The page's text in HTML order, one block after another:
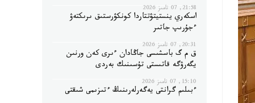
21:58, 07 تامىز 2026
اسكەري ينستيتۋتتاردا كونكۋرستىق ىرىكتەۋ
ءجۇرىپ جاتىر
20:31, 07 تامىز 2026
ق م گ باسشىسى جاڭادان ءىرى كەن ورنىن
يگەرۋگە قاتىستى تۇسىنىك بەردى
15:10, 07 تامىز 2026
ءبىلىم گرانتى يەگەرلەرىنىڭ ءتىزىمى شىقتى